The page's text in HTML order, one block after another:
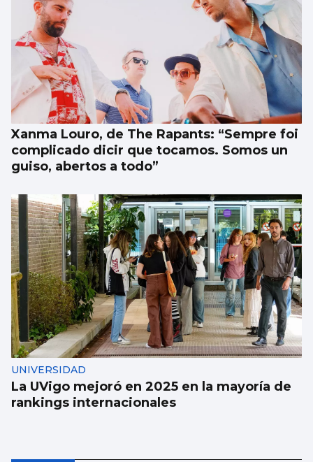
Xanma Louro, de The Rapants: “Sempre foi
complicado dicir que tocamos. Somos un
guiso, abertos a todo”
UNIVERSIDAD
La UVigo mejoró en 2025 en la mayoría de
rankings internacionales